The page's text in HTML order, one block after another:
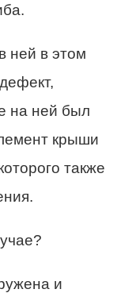
ней в этом
на ней был
крыши
также
и